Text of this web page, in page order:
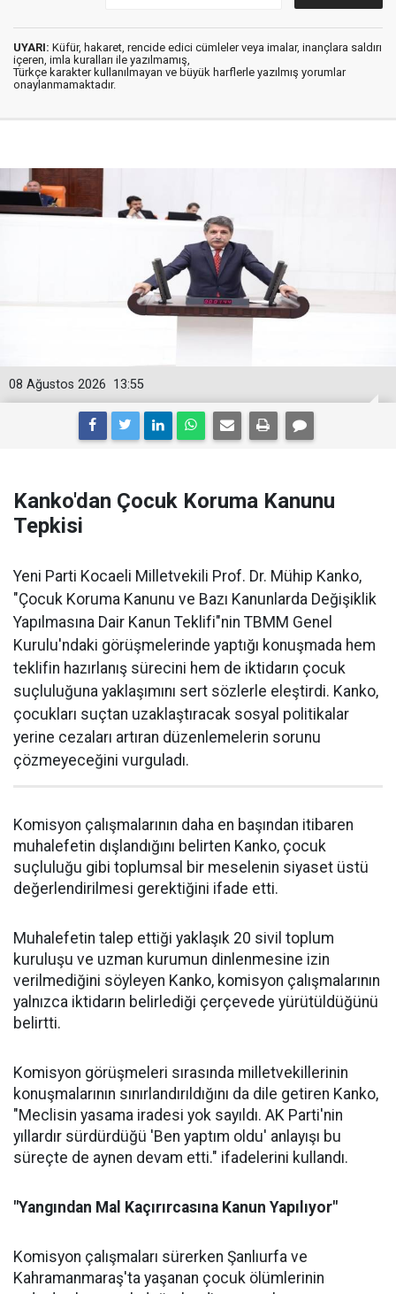
UYARI: Küfür, hakaret, rencide edici cümleler veya imalar, inançlara saldırı
içeren, imla kuralları ile yazılmamış,
Türkçe karakter kullanılmayan ve büyük harflerle yazılmış yorumlar
onaylanmamaktadır.
13:55
08 Ağustos 2026
Kanko'dan Çocuk Koruma Kanunu
Tepkisi
Yeni Parti Kocaeli Milletvekili Prof. Dr. Mühip Kanko,
"Çocuk Koruma Kanunu ve Bazı Kanunlarda Değişiklik
Yapılmasına Dair Kanun Teklifi"nin TBMM Genel
Kurulu'ndaki görüşmelerinde yaptığı konuşmada hem
teklifin hazırlanış sürecini hem de iktidarın çocuk
suçluluğuna yaklaşımını sert sözlerle eleştirdi. Kanko,
çocukları suçtan uzaklaştıracak sosyal politikalar
yerine cezaları artıran düzenlemelerin sorunu
çözmeyeceğini vurguladı.
Komisyon çalışmalarının daha en başından itibaren
muhalefetin dışlandığını belirten Kanko, çocuk
suçluluğu gibi toplumsal bir meselenin siyaset üstü
değerlendirilmesi gerektiğini ifade etti.
Muhalefetin talep ettiği yaklaşık 20 sivil toplum
kuruluşu ve uzman kurumun dinlenmesine izin
verilmediğini söyleyen Kanko, komisyon çalışmalarının
yalnızca iktidarın belirlediği çerçevede yürütüldüğünü
belirtti.
Komisyon görüşmeleri sırasında milletvekillerinin
konuşmalarının sınırlandırıldığını da dile getiren Kanko,
"Meclisin yasama iradesi yok sayıldı. AK Parti'nin
yıllardır sürdürdüğü 'Ben yaptım oldu' anlayışı bu
süreçte de aynen devam etti." ifadelerini kullandı.
"Yangından Mal Kaçırırcasına Kanun Yapılıyor"
Komisyon çalışmaları sürerken Şanlıurfa ve
Kahramanmaraş'ta yaşanan çocuk ölümlerinin